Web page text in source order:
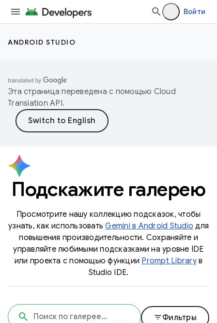
Войти
ANDROID STUDIO
Эта страница переведена с помощью Cloud
Translation API.
Подскажите галерею
Просмотрите нашу коллекцию подсказок, чтобы
узнать, как использоватьGemini в Android Studio для
повышения производительности. Сохраняйте и
управляйте любимыми подсказками на уровне IDE
или проекта с помощью функции Prompt Libraryв
Studio IDE.
filter_listФильтры